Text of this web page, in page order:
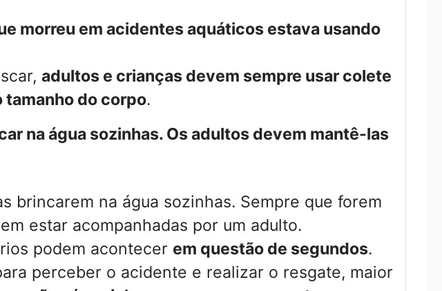
morreu em acidentes aquáticos estava usando
adultos e crianças devem sempre usar colete
do corpo.
na água sozinhas. Os adultos devem mantê-las
brincarem na água sozinhas. Sempre que forem
estar acompanhadas por um adulto.
podem acontecer em questão de segundos.
perceber o acidente e realizar o resgate, maior